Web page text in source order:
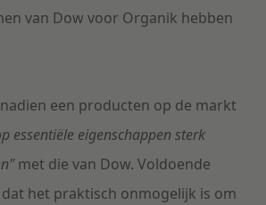
van Dow voor Organik hebben
een producten op de markt
essentiële eigenschappen sterk
met die van Dow. Voldoende
het praktisch onmogelijk is om